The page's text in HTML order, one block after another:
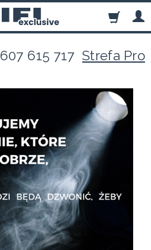
607 615 717Strefa Pro